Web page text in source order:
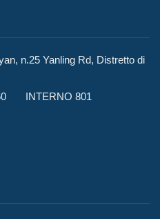
n.25 Yanling Rd, Distretto di
INTERNO 801